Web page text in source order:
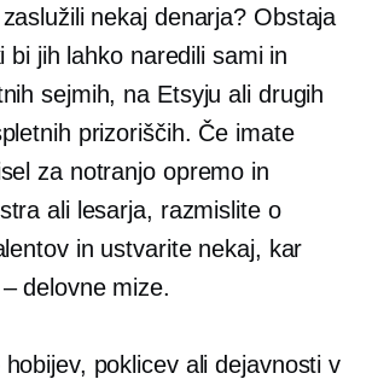
nekaj denarja? Obstaja
bi jih lahko naredili sami in
sejmih, na Etsyju ali drugih
prizoriščih. Če imate
za notranjo opremo in
ali lesarja, razmislite o
in ustvarite nekaj, kar
delovne mize.
poklicev ali dejavnosti v